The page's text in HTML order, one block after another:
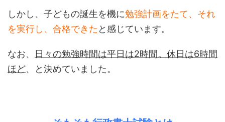
しかし、子どもの誕生を機に勉強計画をたて、それ
を実行し、合格できた と感じています。
なお、
日々の勉強時間は平日は2時間。休日は6時間
ほど、と決めていました。